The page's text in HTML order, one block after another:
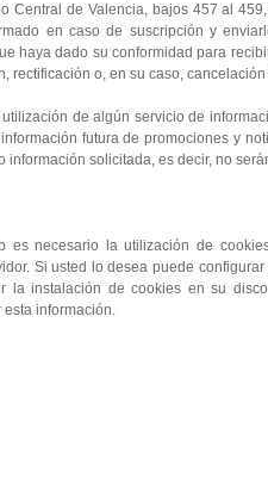
Central de Valencia, bajos 457 al
en caso de suscripción y
haya dado su conformidad para
rectificación o, en su caso,
de algún servicio de
futura de promociones y
solicitada, es decir, no
es necesario la utilización de
Si usted lo desea puede
la instalación de cookies en su
información.